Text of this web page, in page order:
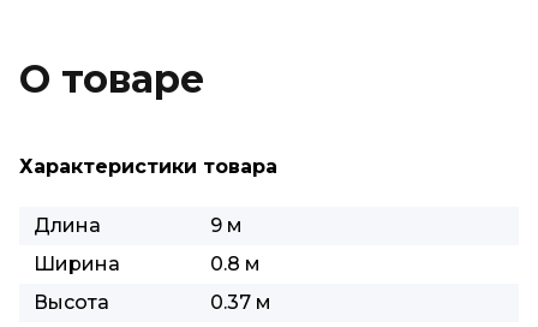
О товаре
Характеристики товара
Длина
9 м
Ширина
0.8 м
Высота
0.37 м